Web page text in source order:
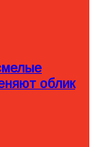
облик